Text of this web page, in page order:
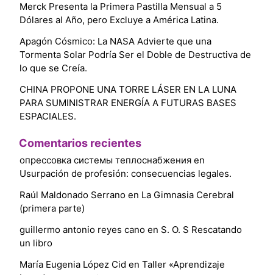
Merck Presenta la Primera Pastilla Mensual a 5
Dólares al Año, pero Excluye a América Latina.
Apagón Cósmico: La NASA Advierte que una
Tormenta Solar Podría Ser el Doble de Destructiva de
lo que se Creía.
CHINA PROPONE UNA TORRE LÁSER EN LA LUNA
PARA SUMINISTRAR ENERGÍA A FUTURAS BASES
ESPACIALES.
Comentarios recientes
опрессовка системы теплоснабжения en
Usurpación de profesión: consecuencias legales.
Raúl Maldonado Serrano en La Gimnasia Cerebral
(primera parte)
guillermo antonio reyes cano en S. O. S Rescatando
un libro
María Eugenia López Cid en Taller «Aprendizaje